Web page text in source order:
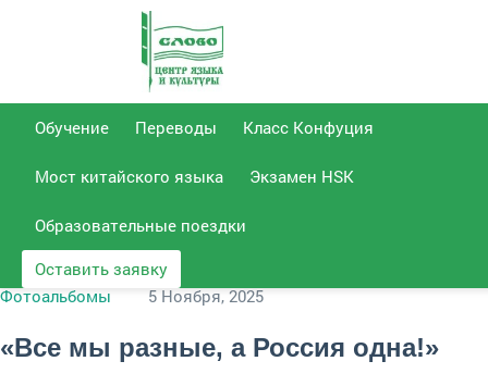
Позвонить
образования
+7 (8452) 51-14-
Отдел переводов
59
Обучение Переводы Класс Конфуция
Мост китайского языка Экзамен HSK
Образовательные поездки
Оставить заявку
Фотоальбомы
5 Ноября, 2025
«Все мы разные, а Россия одна!»